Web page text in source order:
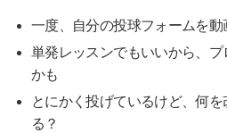
一度、自分の投球フォームを動
単発レッスンでもいいから、
かも
とにかく投げているけど、何
る？